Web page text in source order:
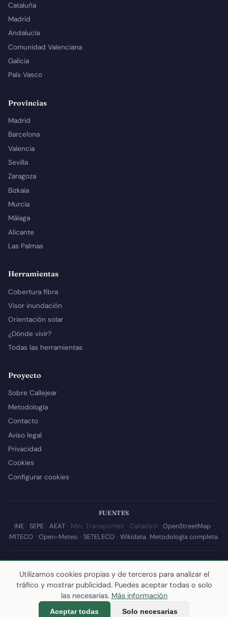
Cataluña
Madrid
Andalucía
Comunidad Valenciana
Galicia
País Vasco
Provincias
Madrid
Barcelona
Valencia
Sevilla
Zaragoza
Bizkaia
Murcia
Málaga
Alicante
Las Palmas
Herramientas
Cobertura fibra
Visor inundación
Orientación solar
¿Dónde vivir?
Todas las herramientas
Proyecto
Sobre Callejear
Metodología
Contacto
Aviso legal
Privacidad
Cookies
Configurar cookies
FUENTES
INE· SEPE· AEAT· Min. Transportes · Catastro · OpenStreetMap·
MITECO· Open-Meteo · SETELECO· Wikidata. Metodología completa.
© 2026 Callejear.com — Directorio municipal de España con datos
abiertos. Desarrollado y mantenido porYoel Castaño.
Última actualización de esta página:10 de julio de 2026
calculamos los datos
Utilizamos cookies propias y de terceros para analizar el
tráfico y mostrar publicidad. Puedes aceptar todas o solo
las necesarias. Más información
Aceptar todas Solo necesarias